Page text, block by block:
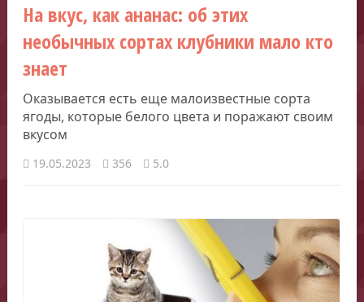
На вкус, как ананас: об этих
необычных сортах клубники мало кто
знает
Оказывается есть еще малоизвестные сорта
ягоды, которые белого цвета и поражают своим
вкусом
19.05.2023 356 5.0